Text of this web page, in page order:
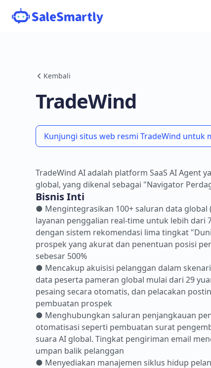
Kembali
TradeWind
Kunjungi situs web resmi TradeWind untuk
TradeWind AI adalah platform SaaS AI Agent
global, yang dikenal sebagai "Navigator
Bisnis Inti
● Mengintegrasikan 100+ saluran data global
layanan penggalian real-time untuk lebih dari
dengan sistem rekomendasi lima tingkat
prospek yang akurat dan penentuan posisi
sebesar 500%
● Mencakup akuisisi pelanggan dalam
data peserta pameran global mulai dari 29
pesaing secara otomatis, dan pelacakan
pembuatan prospek
● Menghubungkan saluran penjangkauan
otomatisasi seperti pembuatan surat
suara AI global. Tingkat pengiriman email
umpan balik pelanggan
● Menyediakan manajemen siklus hidup